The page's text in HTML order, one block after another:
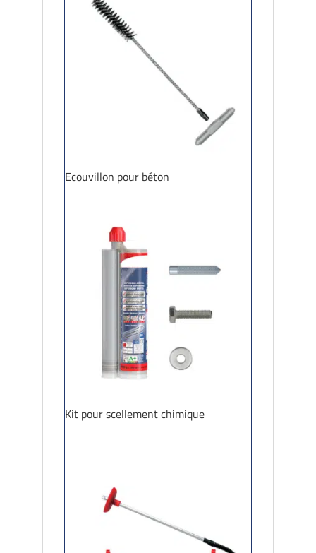
Ecouvillon pour béton
Kit pour scellement chimique